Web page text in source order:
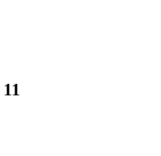
11